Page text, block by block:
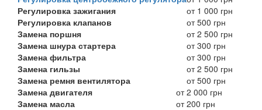
Регулировка зажигания
от 1 000 грн
Регулировка клапанов
от 500 грн
Замена поршня
от 2 500 грн
Замена шнура стартера
от 300 грн
Замена фильтра
от 300 грн
Замена гильзы
от 2 500 грн
Замена ремня вентилятора
от 500 грн
Замена двигателя
от 2 000 грн
Замена масла
от 200 грн